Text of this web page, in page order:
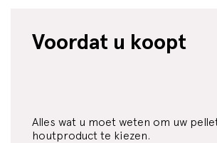
Voordat u koopt
Alles wat u moet weten om uw
houtproduct te kiezen.